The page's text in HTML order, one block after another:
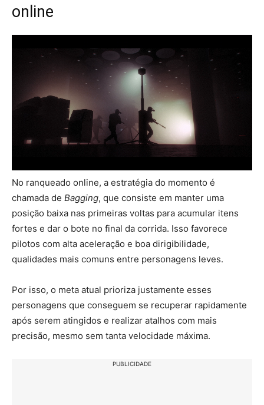
online
No ranqueado online, a estratégia do momento é
chamada de Bagging, que consiste em manter uma
posição baixa nas primeiras voltas para acumular itens
fortes e dar o bote no final da corrida. Isso favorece
pilotos com alta aceleração e boa dirigibilidade,
qualidades mais comuns entre personagens leves.
Por isso, o meta atual prioriza justamente esses
personagens que conseguem se recuperar rapidamente
após serem atingidos e realizar atalhos com mais
precisão, mesmo sem tanta velocidade máxima.
PUBLICIDADE